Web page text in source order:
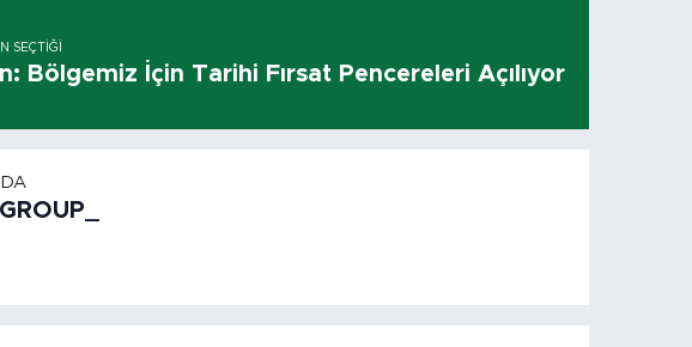
SEÇTIĞI
Bölgemiz İçin Tarihi Fırsat Pencereleri Açılıyor